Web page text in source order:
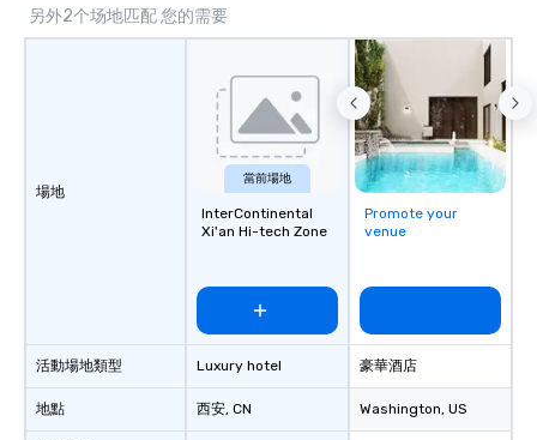
另外2个场地匹配 您的需要
場地
活動場地類型
地點
當前場地
InterContinental
Xi'an Hi-tech Zone
Luxury hotel
西安, CN
Promote your
venue
豪華酒店
Washington, US